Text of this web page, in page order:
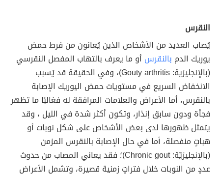
النقرس
يُصاب العديد من الأشخاص الذين يُعانون من فرط حمض
يوريك الدم بالنقرس أو ما يعرف بالتهاب المفصل النقرسي
(بالإنجليزية: Gouty arthritis)، وفي الحقيقة قد يُسبب
الانخفاض السريع في مستويات حمض اليوريك الإصابة
بالنقرس، أما الأعراض والعلامات المرافقة له فغالبًا ما تظهر
فجأة ودون سابق إنذار، وتكون أكثر شدة في الليل ، وقد
يتمثل ظهورها لدى بعض الأشخاص على شكل نوبات أو
هباتٍ منفصلة، أما في حال الإصابة بالنقرس المزمن
(بالإنجليزيّة: Chronic gout)؛ فقد يعاني المصاب من حدوث
عددٍ من النوبات خلال فتراتٍ زمنية قصيرة، وتشمل الأعراض